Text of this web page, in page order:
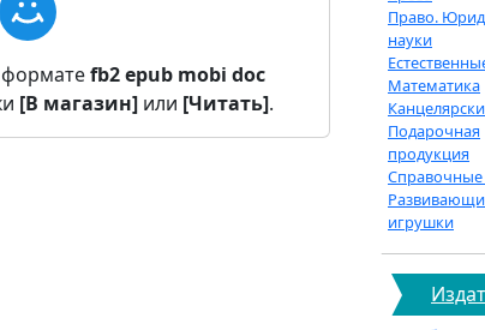
форматеfb2epub mobi doc
[В магазин] или [Читать].
Право.
науки
Математика
Подарочная
продукция
Справочные
игрушки